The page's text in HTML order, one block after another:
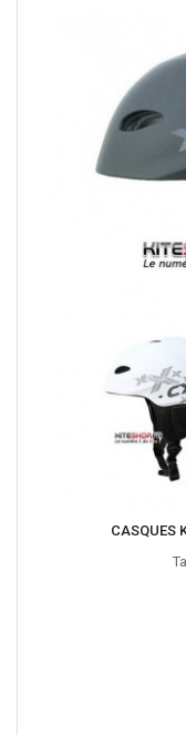
CASQUES